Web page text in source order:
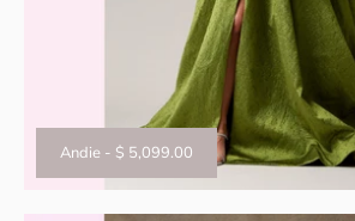
Andie - $ 5,099.00